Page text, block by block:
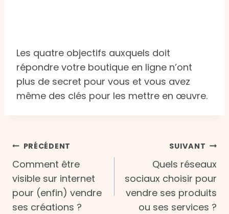
Les quatre objectifs auxquels doit
répondre votre boutique en ligne n’ont
plus de secret pour vous et vous avez
même des clés pour les mettre en œuvre.
Navigation
de
l’article
PRÉCÉDENT
Comment être
visible sur internet
pour (enfin) vendre
ses créations ?
SUIVANT
Quels réseaux
sociaux choisir pour
vendre ses produits
ou ses services ?